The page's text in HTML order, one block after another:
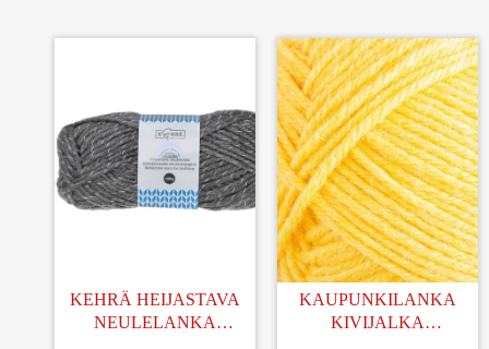
KEHRÄ HEIJASTAVA
NEULELANKA
KAUPUNKILANKA
KIVIJALKA